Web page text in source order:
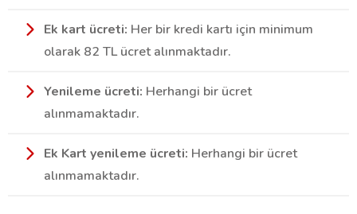
Ek kart ücreti: Her bir kredi kartı için minimum
olarak 82 TL ücret alınmaktadır.
Yenileme ücreti: Herhangi bir ücret
alınmamaktadır.
Ek Kart yenileme ücreti: Herhangi bir ücret
alınmamaktadır.